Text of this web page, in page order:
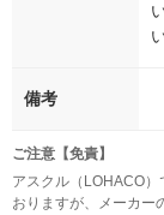
備考
ご注意【免責】
アスクル（LOHACO
おりますが、メーカー